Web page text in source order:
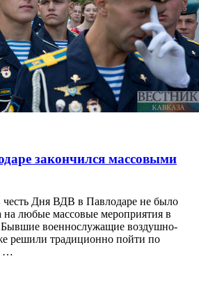
закончился массовыми
честь Дня ВДВ в Павлодаре не было
на любые массовые мероприятия в
Бывшие военнослужащие воздушно-
решили традиционно пойти по
…